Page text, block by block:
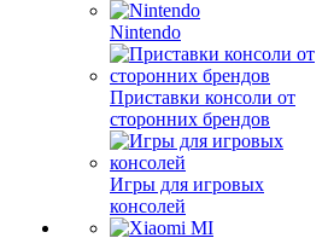
Nintendo
Приставки консоли от
сторонних брендов
Игры для игровых
консолей